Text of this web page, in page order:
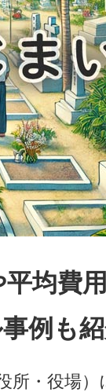
均費
例も紹
・役場）